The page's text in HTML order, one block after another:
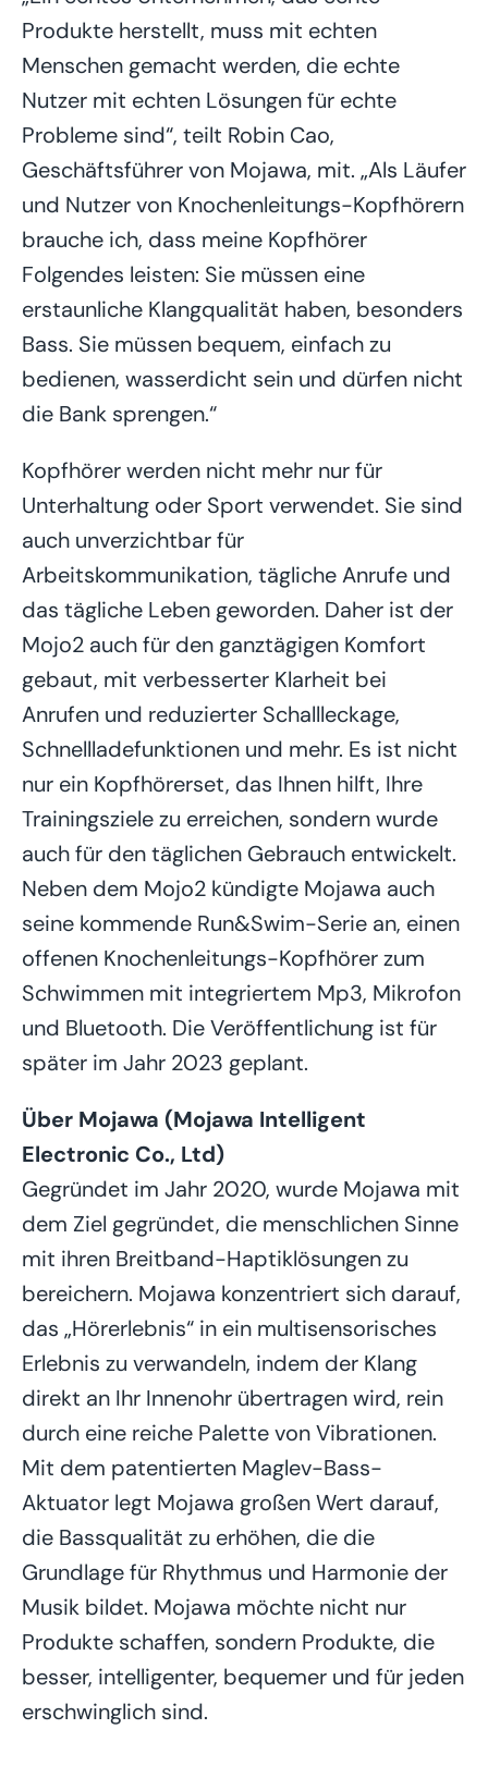
Produkte herstellt, muss mit echten
Menschen gemacht werden, die echte
Nutzer mit echten Lösungen für echte
Probleme sind“, teilt Robin Cao,
Geschäftsführer von Mojawa, mit. „Als Läufer
und Nutzer von Knochenleitungs-Kopfhörern
brauche ich, dass meine Kopfhörer
Folgendes leisten: Sie müssen eine
erstaunliche Klangqualität haben, besonders
Bass. Sie müssen bequem, einfach zu
bedienen, wasserdicht sein und dürfen nicht
die Bank sprengen.“
Kopfhörer werden nicht mehr nur für
Unterhaltung oder Sport verwendet. Sie sind
auch unverzichtbar für
Arbeitskommunikation, tägliche Anrufe und
das tägliche Leben geworden. Daher ist der
Mojo2 auch für den ganztägigen Komfort
gebaut, mit verbesserter Klarheit bei
Anrufen und reduzierter Schallleckage,
Schnellladefunktionen und mehr. Es ist nicht
nur ein Kopfhörerset, das Ihnen hilft, Ihre
Trainingsziele zu erreichen, sondern wurde
auch für den täglichen Gebrauch entwickelt.
Neben dem Mojo2 kündigte Mojawa auch
seine kommende Run&Swim-Serie an, einen
offenen Knochenleitungs-Kopfhörer zum
Schwimmen mit integriertem Mp3, Mikrofon
und Bluetooth. Die Veröffentlichung ist für
später im Jahr 2023 geplant.
Über Mojawa (Mojawa Intelligent
Electronic Co., Ltd)
Gegründet im Jahr 2020, wurde Mojawa mit
dem Ziel gegründet, die menschlichen Sinne
mit ihren Breitband-Haptiklösungen zu
bereichern. Mojawa konzentriert sich darauf,
das „Hörerlebnis“ in ein multisensorisches
Erlebnis zu verwandeln, indem der Klang
direkt an Ihr Innenohr übertragen wird, rein
durch eine reiche Palette von Vibrationen.
Mit dem patentierten Maglev-Bass-
Aktuator legt Mojawa großen Wert darauf,
die Bassqualität zu erhöhen, die die
Grundlage für Rhythmus und Harmonie der
Musik bildet. Mojawa möchte nicht nur
Produkte schaffen, sondern Produkte, die
besser, intelligenter, bequemer und für jeden
erschwinglich sind.